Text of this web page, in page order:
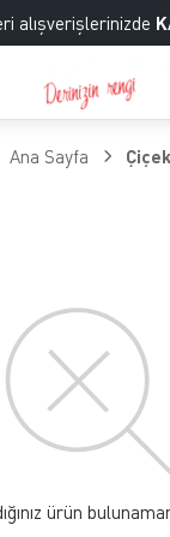
alışverişlerinizde
Ana Sayfa Çiçek
ürün